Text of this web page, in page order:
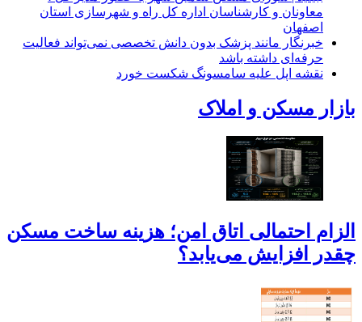
معاونان و کارشناسان اداره کل راه و شهرسازی استان
اصفهان
خبرنگار مانند پزشک بدون دانش تخصصی نمی‌تواند فعالیت
حرفه‌ای داشته باشد
نقشه اپل علیه سامسونگ شکست خورد
بازار مسکن و املاک
الزام احتمالی اتاق امن؛ هزینه ساخت مسکن
چقدر افزایش می‌یابد؟